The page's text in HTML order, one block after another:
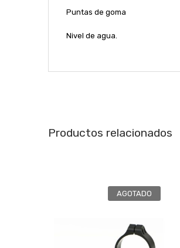
Puntas de goma
Nivel de agua.
Productos relacionados
AGOTADO